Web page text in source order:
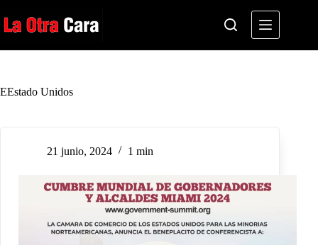
al
contenido
EEstado Unidos
21 junio, 2024 1 min